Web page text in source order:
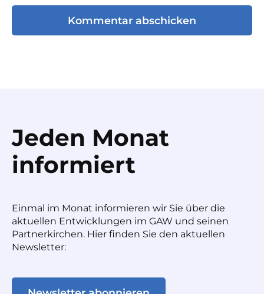
Jeden Monat
informiert
Einmal im Monat informieren wir Sie über die
aktuellen Entwicklungen im GAW und seinen
Partnerkirchen. Hier finden Sie den aktuellen
Newsletter: